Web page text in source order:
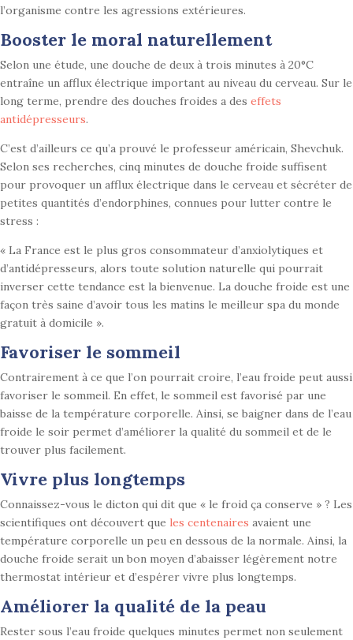
l’organisme contre les agressions extérieures.
Booster le moral naturellement
Selon une étude, une douche de deux à trois minutes à 20°C
entraîne un afflux électrique important au niveau du cerveau. Sur le
long terme, prendre des douches froides a des effets
antidépresseurs.
C’est d’ailleurs ce qu’a prouvé le professeur américain, Shevchuk.
Selon ses recherches, cinq minutes de douche froide suffisent
pour provoquer un afflux électrique dans le cerveau et sécréter de
petites quantités d’endorphines, connues pour lutter contre le
stress :
« La France est le plus gros consommateur d’anxiolytiques et
d’antidépresseurs, alors toute solution naturelle qui pourrait
inverser cette tendance est la bienvenue. La douche froide est une
façon très saine d’avoir tous les matins le meilleur spa du monde
gratuit à domicile ».
Favoriser le sommeil
Contrairement à ce que l’on pourrait croire, l’eau froide peut aussi
favoriser le sommeil. En effet, le sommeil est favorisé par une
baisse de la température corporelle. Ainsi, se baigner dans de l’eau
froide le soir permet d’améliorer la qualité du sommeil et de le
trouver plus facilement.
Vivre plus longtemps
Connaissez-vous le dicton qui dit que « le froid ça conserve » ? Les
scientifiques ont découvert que les centenaires avaient une
température corporelle un peu en dessous de la normale. Ainsi, la
douche froide serait un bon moyen d’abaisser légèrement notre
thermostat intérieur et d’espérer vivre plus longtemps.
Améliorer la qualité de la peau
Rester sous l’eau froide quelques minutes permet non seulement